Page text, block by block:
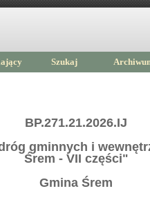
Szukaj
BP.271.21.2026.IJ
gminnych i
Śrem - VII części"
Gmina Śrem